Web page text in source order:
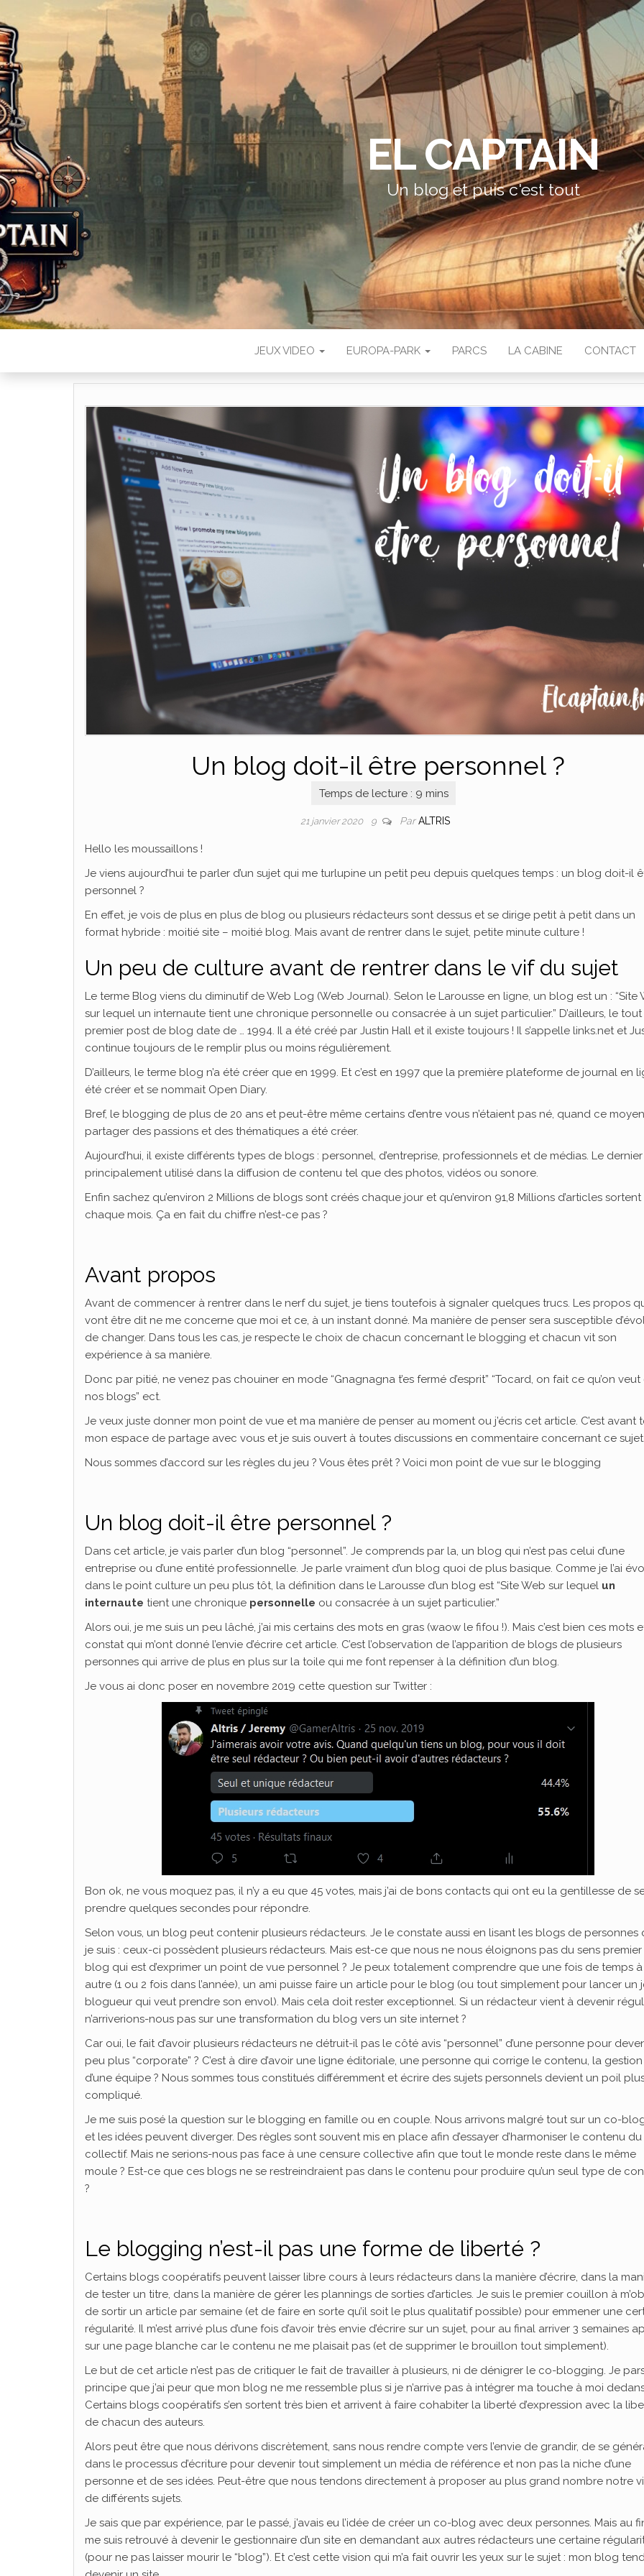
EL CAPTAIN
Un blog et puis c'est tout
JEUX VIDEO EUROPA-PARK PARCS LA CABINE CONTACT
Un blog doit-il être personnel ?
21 janvier 2020 9 ParALTRIS
Hello les moussaillons !
Je viens aujourd’hui te parler d’un sujet qui me turlupine un petit peu depuis quelques temps : un blog doit-il
personnel ?
En effet, je vois de plus en plus de blog ou plusieurs rédacteurs sont dessus et se dirige petit à petit dans un
format hybride : moitié site – moitié blog. Mais avant de rentrer dans le sujet, petite minute culture !
Un peu de culture avant de rentrer dans le vif du sujet
Le terme Blog viens du diminutif de Web Log (Web Journal). Selon le Larousse en ligne, un blog est un : “Site
sur lequel un internaute tient une chronique personnelle ou consacrée à un sujet particulier.” D’ailleurs, le tout
premier post de blog date de … 1994. Il a été créé par Justin Hall et il existe toujours ! Il s’appelle links.net et
continue toujours de le remplir plus ou moins régulièrement.
D’ailleurs, le terme blog n’a été créer que en 1999. Et c’est en 1997 que la première plateforme de journal en
été créer et se nommait Open Diary.
Bref, le blogging de plus de 20 ans et peut-être même certains d’entre vous n’étaient pas né, quand ce
partager des passions et des thématiques a été créer.
Aujourd’hui, il existe différents types de blogs : personnel, d’entreprise, professionnels et de médias. Le
principalement utilisé dans la diffusion de contenu tel que des photos, vidéos ou sonore.
Enfin sachez qu’environ 2 Millions de blogs sont créés chaque jour et qu’environ 91,8 Millions d’articles sortent
chaque mois. Ça en fait du chiffre n’est-ce pas ?
Avant propos
Avant de commencer à rentrer dans le nerf du sujet, je tiens toutefois à signaler quelques trucs. Les propos
vont être dit ne me concerne que moi et ce, à un instant donné. Ma manière de penser sera susceptible
de changer. Dans tous les cas, je respecte le choix de chacun concernant le blogging et chacun vit son
expérience à sa manière.
Donc par pitié, ne venez pas chouiner en mode “Gnagnagna t’es fermé d’esprit” “Tocard, on fait ce qu’on veut
nos blogs” ect.
Je veux juste donner mon point de vue et ma manière de penser au moment ou j’écris cet article. C’est avant
mon espace de partage avec vous et je suis ouvert à toutes discussions en commentaire concernant ce sujet.
Nous sommes d’accord sur les règles du jeu ? Vous êtes prêt ? Voici mon point de vue sur le blogging
Un blog doit-il être personnel ?
Dans cet article, je vais parler d’un blog “personnel”. Je comprends par la, un blog qui n’est pas celui d’une
entreprise ou d’une entité professionnelle. Je parle vraiment d’un blog quoi de plus basique. Comme je l’ai
dans le point culture un peu plus tôt, la définition dans le Larousse d’un blog est “Site Web sur lequel un
internaute tient une chronique personnelle ou consacrée à un sujet particulier.”
Alors oui, je me suis un peu lâché, j’ai mis certains des mots en gras (waow le fifou !). Mais c’est bien ces mots
constat qui m’ont donné l’envie d’écrire cet article. C’est l’observation de l’apparition de blogs de plusieurs
personnes qui arrive de plus en plus sur la toile qui me font repenser à la définition d’un blog.
Je vous ai donc poser en novembre 2019 cette question sur Twitter :
Bon ok, ne vous moquez pas, il n’y a eu que 45 votes, mais j’ai de bons contacts qui ont eu la gentillesse de
prendre quelques secondes pour répondre.
Selon vous, un blog peut contenir plusieurs rédacteurs. Je le constate aussi en lisant les blogs de personnes
je suis : ceux-ci possèdent plusieurs rédacteurs. Mais est-ce que nous ne nous éloignons pas du sens premier
blog qui est d’exprimer un point de vue personnel ? Je peux totalement comprendre que une fois de temps à
autre (1 ou 2 fois dans l’année), un ami puisse faire un article pour le blog (ou tout simplement pour lancer un
blogueur qui veut prendre son envol). Mais cela doit rester exceptionnel. Si un rédacteur vient à devenir
n’arriverions-nous pas sur une transformation du blog vers un site internet ?
Car oui, le fait d’avoir plusieurs rédacteurs ne détruit-il pas le côté avis “personnel” d’une personne pour
peu plus “corporate” ? C’est à dire d’avoir une ligne éditoriale, une personne qui corrige le contenu, la gestion
d’une équipe ? Nous sommes tous constitués différemment et écrire des sujets personnels devient un poil
compliqué.
Je me suis posé la question sur le blogging en famille ou en couple. Nous arrivons malgré tout sur un co-
et les idées peuvent diverger. Des règles sont souvent mis en place afin d’essayer d’harmoniser le contenu
collectif. Mais ne serions-nous pas face à une censure collective afin que tout le monde reste dans le même
moule ? Est-ce que ces blogs ne se restreindraient pas dans le contenu pour produire qu’un seul type de
?
Le blogging n’est-il pas une forme de liberté ?
Certains blogs coopératifs peuvent laisser libre cours à leurs rédacteurs dans la manière d’écrire, dans la
de tester un titre, dans la manière de gérer les plannings de sorties d’articles. Je suis le premier couillon à
de sortir un article par semaine (et de faire en sorte qu’il soit le plus qualitatif possible) pour emmener une
régularité. Il m’est arrivé plus d’une fois d’avoir très envie d’écrire sur un sujet, pour au final arriver 3 semaines
sur une page blanche car le contenu ne me plaisait pas (et de supprimer le brouillon tout simplement).
Le but de cet article n’est pas de critiquer le fait de travailler à plusieurs, ni de dénigrer le co-blogging. Je
principe que j’ai peur que mon blog ne me ressemble plus si je n’arrive pas à intégrer ma touche à moi
Certains blogs coopératifs s’en sortent très bien et arrivent à faire cohabiter la liberté d’expression avec la
de chacun des auteurs.
Alors peut être que nous dérivons discrètement, sans nous rendre compte vers l’envie de grandir, de se
dans le processus d’écriture pour devenir tout simplement un média de référence et non pas la niche d’une
personne et de ses idées. Peut-être que nous tendons directement à proposer au plus grand nombre notre
de différents sujets.
Je sais que par expérience, par le passé, j’avais eu l’idée de créer un co-blog avec deux personnes. Mais au
me suis retrouvé à devenir le gestionnaire d’un site en demandant aux autres rédacteurs une certaine
(pour ne pas laisser mourir le “blog”). Et c’est cette vision qui m’a fait ouvrir les yeux sur le sujet : mon blog